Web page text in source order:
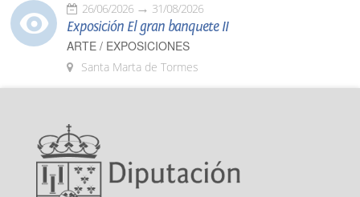
26/06/2026 31/08/2026
Exposición El gran banquete II
ARTE / EXPOSICIONES
Santa Marta de Tormes